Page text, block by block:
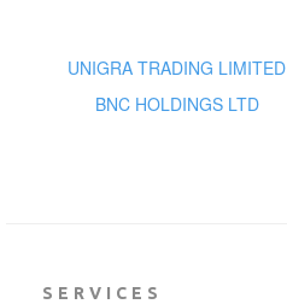
UNIGRA TRADING LIMITED
BNC HOLDINGS LTD
SERVICES